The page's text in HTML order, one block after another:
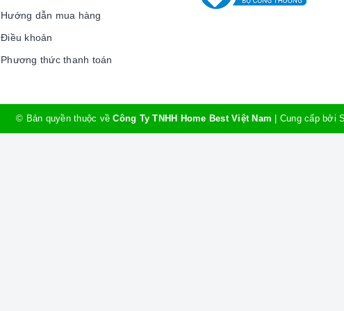
Hướng dẫn mua hàng
Điều khoản
Phương thức thanh toán
© Bản quyền thuộc vềCông Ty TNHH Home Best Việt Nam Cung cấp bởi